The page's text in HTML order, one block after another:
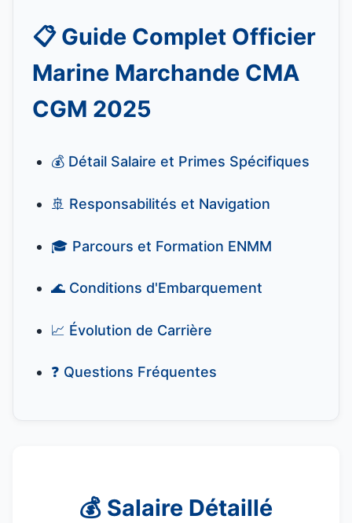
📋 Guide Complet Officier
Marine Marchande CMA
CGM 2025
💰 Détail Salaire et Primes Spécifiques
🚢 Responsabilités et Navigation
🎓 Parcours et Formation ENMM
🌊 Conditions d'Embarquement
📈 Évolution de Carrière
❓ Questions Fréquentes
💰 Salaire Détaillé